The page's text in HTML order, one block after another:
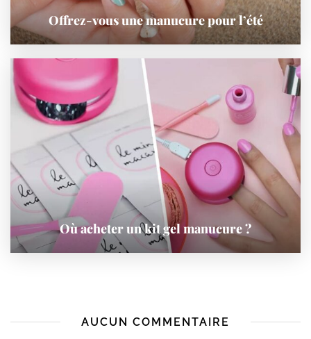
Offrez-vous une manucure pour l’été
Où acheter un kit gel manucure ?
AUCUN COMMENTAIRE